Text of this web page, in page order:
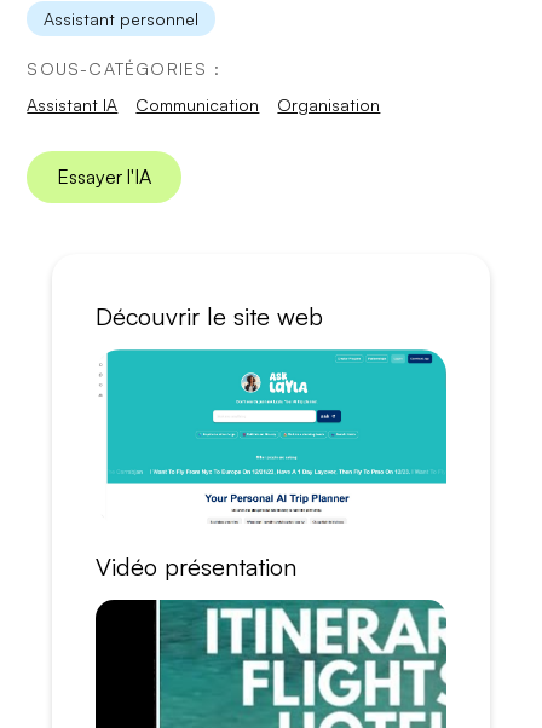
Assistant personnel
SOUS-CATÉGORIES :
Assistant IA
Communication Organisation
Essayer l'IA
Découvrir le site web
Vidéo présentation